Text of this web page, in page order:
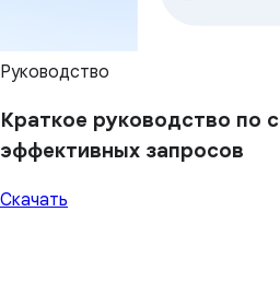
Руководство
Краткое руководство по
эффективных запросов
Скачать